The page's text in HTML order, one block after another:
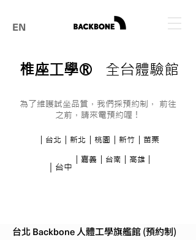
EN
椎座工學® 全台體驗館
為了維護試坐品質，我們採預約制， 前往
之前，請來電預約喔！
｜新北 ｜新竹 ｜苗栗
｜嘉義 ｜台南
｜桃園
｜台中
｜台北
｜高雄｜
台北Backbone 人體工學旗艦館 (預約制)